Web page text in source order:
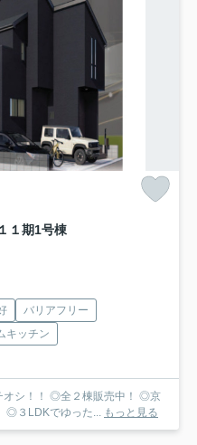
１期1号棟
バリアフリー
キッチン
オシ！！ ◎全２棟販売中！ ◎京
◎３LDKでゆった... もっと見る